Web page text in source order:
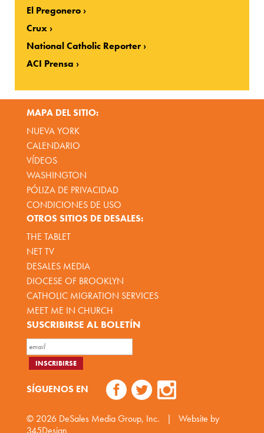
El Pregonero
Crux
National Catholic Reporter
ACI Prensa
MAPA DEL SITIO:
NUEVA YORK
CALENDARIO
VÍDEOS
WASHINGTON
PÓLIZA DE PRIVACIDAD
CONDICIONES DE USO
OTROS SITIOS DE DESALES:
THE TABLET
NET TV
DESALES MEDIA
DIOCESE OF BROOKLYN
CATHOLIC MIGRATION SERVICES
MEET ME IN CHURCH
SUSCRIBIRSE AL BOLETÍN
SÍGUENOS EN
© 2026 DeSales Media Group, Inc. |
Website by
345Design